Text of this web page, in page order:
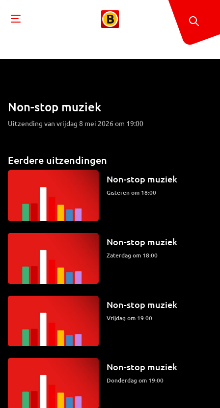
Non-stop muziek
Uitzending van vrijdag 8 mei 2026 om 19:00
Eerdere uitzendingen
Non-stop muziek
Gisteren om 18:00
Non-stop muziek
zaterdag om 18:00
Non-stop muziek
vrijdag om 19:00
Non-stop muziek
donderdag om 19:00